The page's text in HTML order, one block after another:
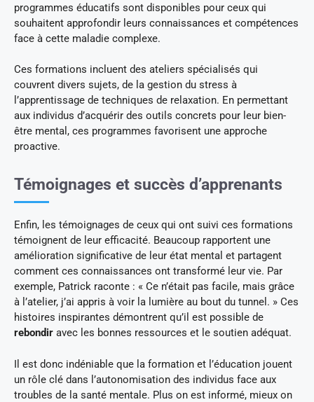
programmes éducatifs sont disponibles pour ceux qui
souhaitent approfondir leurs connaissances et compétences
face à cette maladie complexe.
Ces formations incluent des ateliers spécialisés qui
couvrent divers sujets, de la gestion du stress à
l’apprentissage de techniques de relaxation. En permettant
aux individus d’acquérir des outils concrets pour leur bien-
être mental, ces programmes favorisent une approche
proactive.
Témoignages et succès d’apprenants
Enfin, les témoignages de ceux qui ont suivi ces formations
témoignent de leur efficacité. Beaucoup rapportent une
amélioration significative de leur état mental et partagent
comment ces connaissances ont transformé leur vie. Par
exemple, Patrick raconte : « Ce n’était pas facile, mais grâce
à l’atelier, j’ai appris à voir la lumière au bout du tunnel. » Ces
histoires inspirantes démontrent qu’il est possible de
rebondir avec les bonnes ressources et le soutien adéquat.
Il est donc indéniable que la formation et l’éducation jouent
un rôle clé dans l’autonomisation des individus face aux
troubles de la santé mentale. Plus on est informé, mieux on